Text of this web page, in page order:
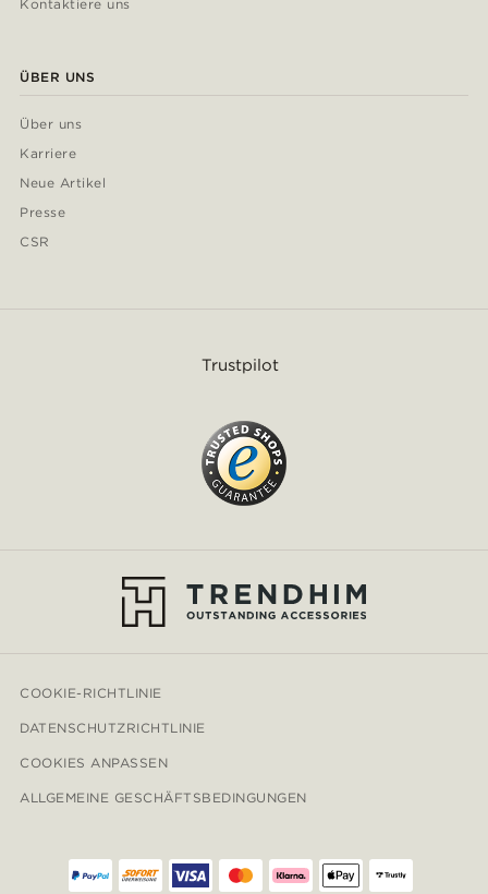
Kontaktiere uns
ÜBER UNS
Über uns
Karriere
Neue Artikel
Presse
CSR
Trustpilot
COOKIE-RICHTLINIE
DATENSCHUTZRICHTLINIE
COOKIES ANPASSEN
ALLGEMEINE GESCHÄFTSBEDINGUNGEN